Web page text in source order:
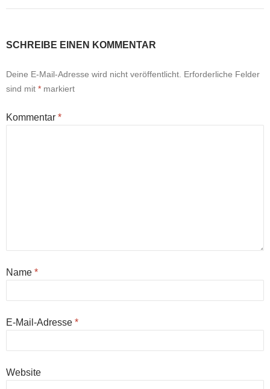
SCHREIBE EINEN KOMMENTAR
Deine E-Mail-Adresse wird nicht veröffentlicht. Erforderliche Felder
sind mit * markiert
Kommentar *
Name *
E-Mail-Adresse *
Website